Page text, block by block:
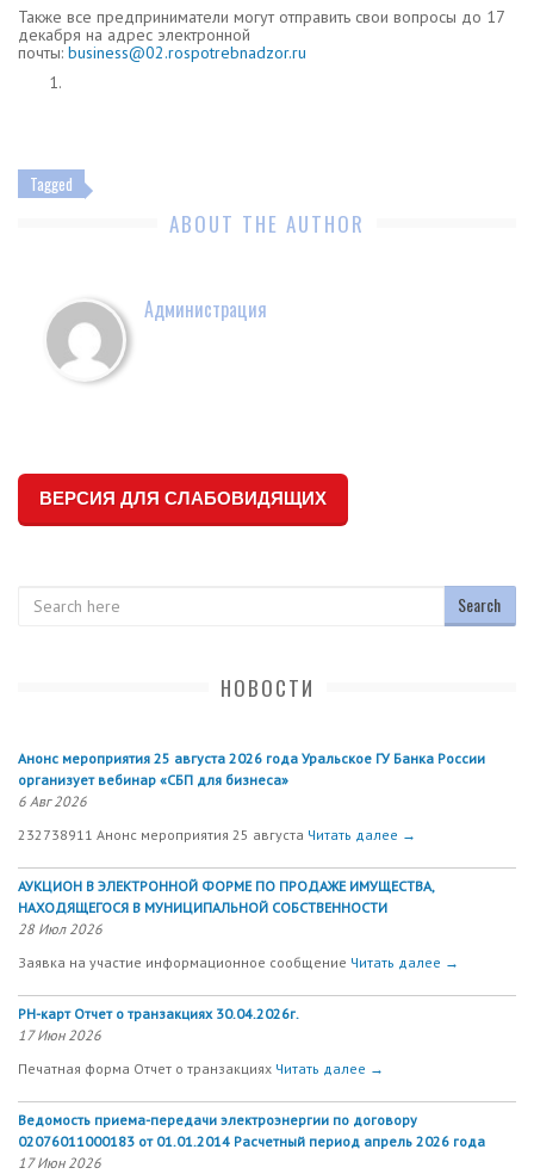
Также все предприниматели могут отправить свои вопросы до 17
декабря на адрес электронной
почты: business@02.rospotrebnadzor.ru
Tagged
ABOUT THE AUTHOR
Администрация
ВЕРСИЯ ДЛЯ СЛАБОВИДЯЩИХ
НОВОСТИ
Анонс мероприятия 25 августа 2026 года Уральское ГУ Банка России
организует вебинар «СБП для бизнеса»
6 Авг 2026
232738911 Анонс мероприятия 25 августа Читать далее →
АУКЦИОН В ЭЛЕКТРОННОЙ ФОРМЕ ПО ПРОДАЖЕ ИМУЩЕСТВА,
НАХОДЯЩЕГОСЯ В МУНИЦИПАЛЬНОЙ СОБСТВЕННОСТИ
28 Июл 2026
Заявка на участие информационное сообщение Читать далее →
РН-карт Отчет о транзакциях 30.04.2026г.
17 Июн 2026
Печатная форма Отчет о транзакциях Читать далее →
Ведомость приема-передачи электроэнергии по договору
02076011000183 от 01.01.2014 Расчетный период апрель 2026 года
17 Июн 2026